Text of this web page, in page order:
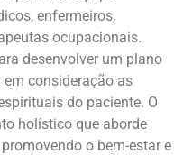
enfermeiros,
ocupacionais.
desenvolver um plano
consideração as
do paciente. O
holístico que aborde
o bem-estar e